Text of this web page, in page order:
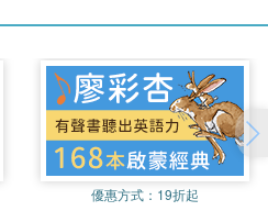
and the development of a new
優惠方式： 19折起